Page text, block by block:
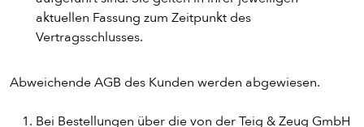
aktuellen Fassung zum Zeitpunkt des
Vertragsschlusses.
Abweichende AGB des Kunden werden abgewiesen.
Bei Bestellungen über die von der Teig & Zeug GmbH